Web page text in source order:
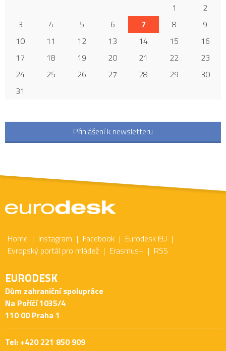
1
2
3
4 5 6 7 8
9
10
11 12 13 14 15
16
17
18 19 20 21 22
23
24
25 26 27 28 29
30
31
Přihlášení k newsletteru
Home Instagram Facebook
Eurodesk EU
Evropský portál pro mládež
Erasmus+ RSS
EURODESK
Dům zahraniční spolupráce
Na Poříčí 1035/4
110 00 Praha 1
Tel: +420 221 850 909